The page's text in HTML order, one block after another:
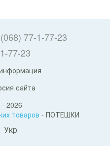
(068) 77-1-77-23
77-23
сайта
2026
товаров - ПОТЕШКИ
Укр